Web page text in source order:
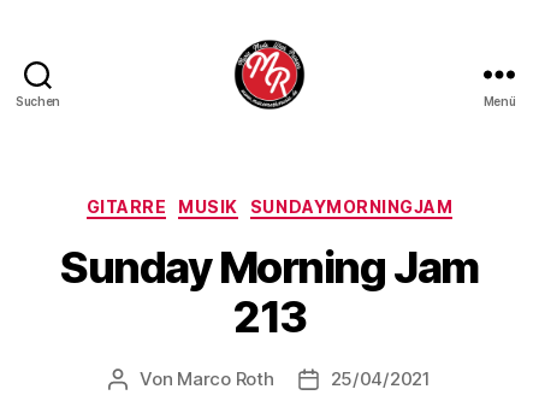
Suchen Menü
Kategorien
GITARRE MUSIK SUNDAYMORNINGJAM
Sunday Morning Jam
213
Beitragsautor
Von Marco Roth Veröffentlichungsdatum
25/04/2021